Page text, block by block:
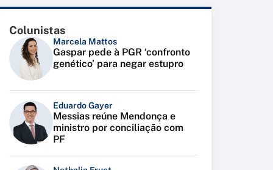
Colunistas
Marcela Mattos
Gaspar pede à PGR ‘confronto
genético’ para negar estupro
Eduardo Gayer
Messias reúne Mendonça e
ministro por conciliação com
PF